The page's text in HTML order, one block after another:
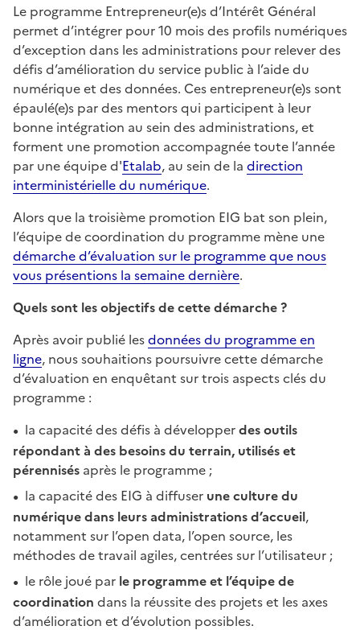
Le programme Entrepreneur(e)s d’Intérêt Général
permet d’intégrer pour 10 mois des profils numériques
d’exception dans les administrations pour relever des
défis d’amélioration du service public à l’aide du
numérique et des données. Ces entrepreneur(e)s sont
épaulé(e)s par des mentors qui participent à leur
bonne intégration au sein des administrations, et
forment une promotion accompagnée toute l’année
par une équipe d'Etalab, au sein de la direction
interministérielle du numérique.
Alors que la troisième promotion EIG bat son plein,
l’équipe de coordination du programme mène une
démarche d’évaluation sur le programme que nous
vous présentions la semaine dernière.
Quels sont les objectifs de cette démarche ?
Après avoir publié lesdonnées du programme en
ligne, nous souhaitions poursuivre cette démarche
d’évaluation en enquêtant sur trois aspects clés du
programme :
la capacité des défis à développerdes outils
répondant à des besoins du terrain, utilisés et
pérennisés après le programme ;
la capacité des EIG à diffuser une culture du
numérique dans leurs administrations d’accueil,
notamment sur l’open data, l’open source, les
méthodes de travail agiles, centrées sur l’utilisateur ;
le rôle joué par le programme et l’équipe de
coordination dans la réussite des projets et les axes
d’amélioration et d’évolution possibles.